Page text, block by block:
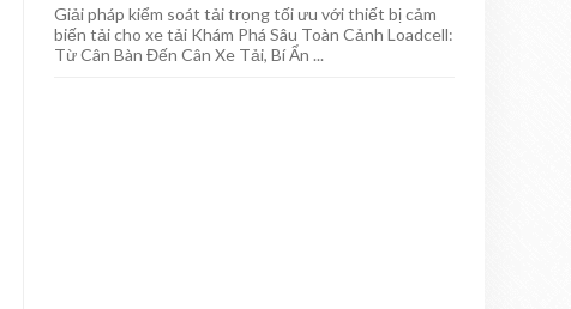
Giải pháp kiểm soát tải trọng tối ưu với thiết bị cảm
biến tải cho xe tải Khám Phá Sâu Toàn Cảnh Loadcell:
Từ Cân Bàn Đến Cân Xe Tải, Bí Ẩn ...